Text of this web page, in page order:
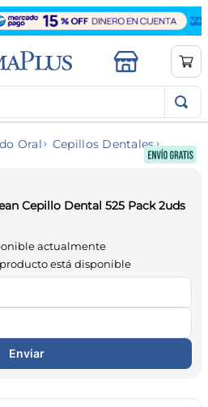
Oral Cepillos Dentales
Cepillo Dental 525 Pack 2uds
actualmente
está disponible
Enviar